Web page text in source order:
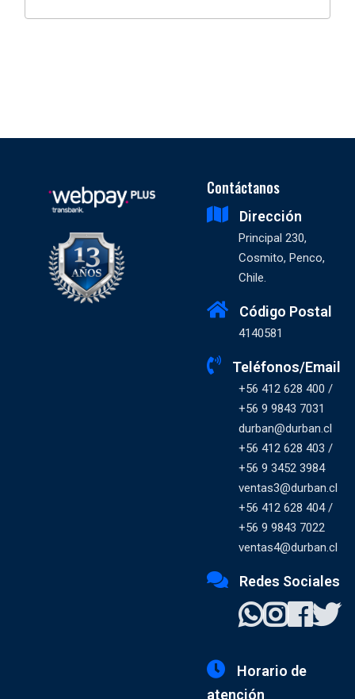
Contáctanos
Dirección
Principal 230,
Cosmito, Penco,
Chile.
Código Postal
4140581
Teléfonos/Email
+56 412 628 400 /
+56 9 9843 7031
durban@durban.cl
+56 412 628 403 /
+56 9 3452 3984
ventas3@durban.cl
+56 412 628 404 /
+56 9 9843 7022
ventas4@durban.cl
Redes Sociales
Horario de
atención